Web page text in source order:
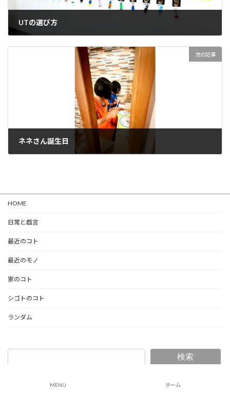
UTの選び方
次の記事
ネネさん誕生日
HOME
日常と戯言
最近のコト
最近のモノ
家のコト
シゴトのコト
ランダム
検索
MENU ホーム